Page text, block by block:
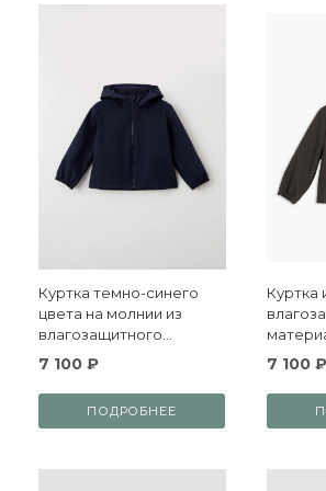
Куртка темно-синего
цвета на молнии из
влагозащитного
материала софтшелл
7 100 ₽
ПОДРОБНЕЕ
Куртка
молнии
7 100 ₽